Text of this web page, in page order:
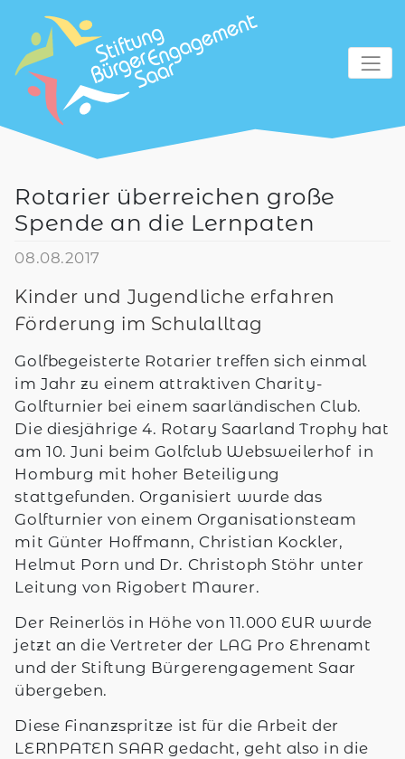
zum Inhalt
Rotarier überreichen große
Spende an die Lernpaten
08.08.2017
Kinder und Jugendliche erfahren
Förderung im Schulalltag
Golfbegeisterte Rotarier treffen sich einmal
im Jahr zu einem attraktiven Charity-
Golfturnier bei einem saarländischen Club.
Die diesjährige 4. Rotary Saarland Trophy hat
am 10. Juni beim Golfclub Websweilerhof in
Homburg mit hoher Beteiligung
stattgefunden. Organisiert wurde das
Golfturnier von einem Organisationsteam
mit Günter Hoffmann, Christian Kockler,
Helmut Porn und Dr. Christoph Stöhr unter
Leitung von Rigobert Maurer.
Der Reinerlös in Höhe von 11.000 EUR wurde
jetzt an die Vertreter der LAG Pro Ehrenamt
und der Stiftung Bürgerengagement Saar
übergeben.
Diese Finanzspritze ist für die Arbeit der
LERNPATEN SAAR gedacht, geht also in die